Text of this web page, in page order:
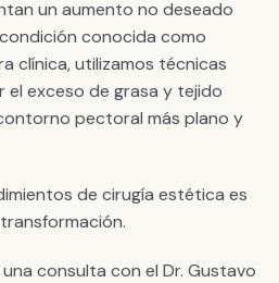
un aumento no deseado
conocida como
clínica, utilizamos técnicas
el exceso de grasa y tejido
pectoral más plano y
de cirugía estética es
consulta con el Dr. Gustavo